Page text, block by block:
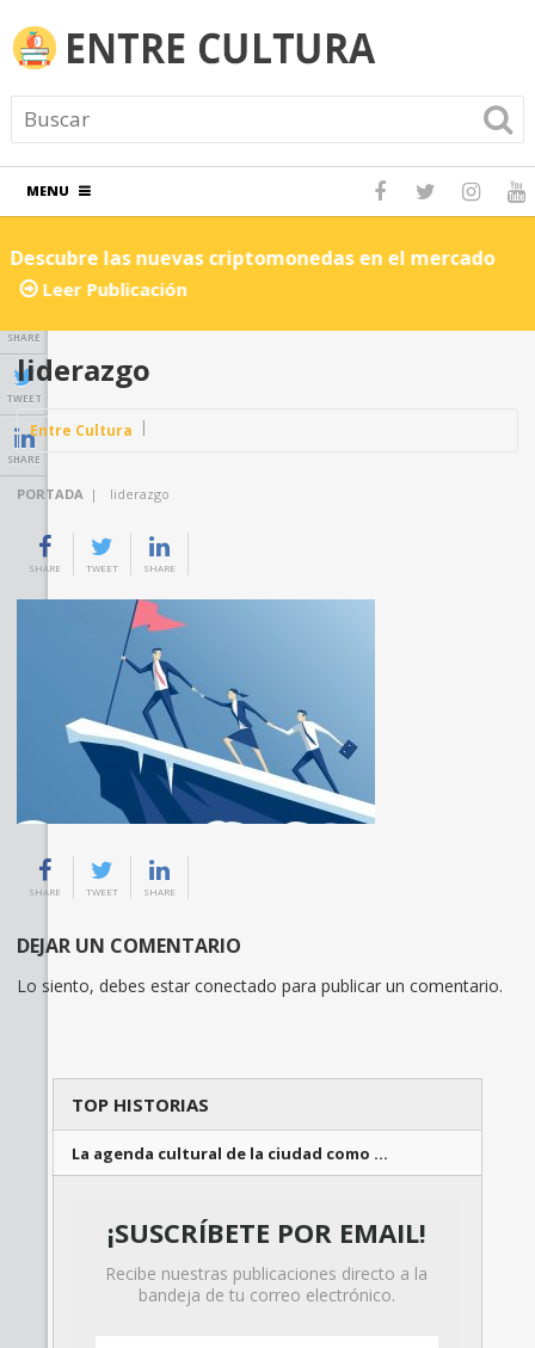
MENU
Descubre las nuevas criptomonedas en el mercado
Leer Publicación
SHARE
TWEET
SHARE
liderazgo
Entre Cultura
PORTADA | liderazgo
SHARE TWEET SHARE
SHARE TWEET SHARE
DEJAR UN COMENTARIO
Lo siento, debes estar conectado para publicar un comentario.
TOP HISTORIAS
La agenda cultural de la ciudad como …
¡SUSCRÍBETE POR EMAIL!
Recibe nuestras publicaciones directo a la
bandeja de tu correo electrónico.